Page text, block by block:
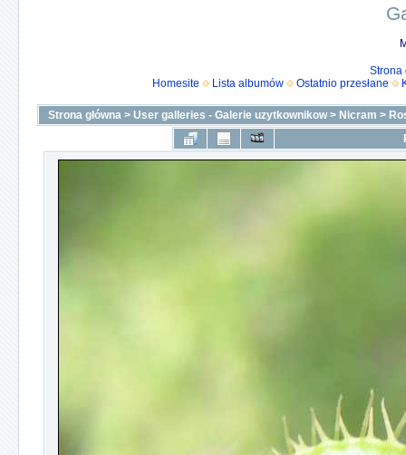
Strona
Homesite
Lista albumów Ostatnio przesłane
Strona główna > User galleries - Galerie uzytkownikow> Nicram >